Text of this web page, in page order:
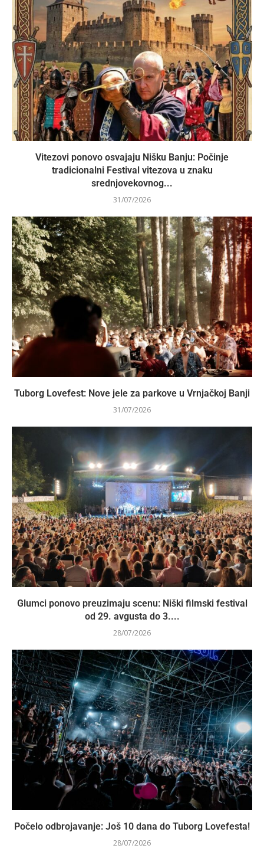
Vitezovi ponovo osvajaju Nišku Banju: Počinje
tradicionalni Festival vitezova u znaku
srednjovekovnog...
31/07/2026
Tuborg Lovefest: Nove jele za parkove u Vrnjačkoj Banji
31/07/2026
Glumci ponovo preuzimaju scenu: Niški filmski festival
od 29. avgusta do 3....
28/07/2026
Počelo odbrojavanje: Još 10 dana do Tuborg Lovefesta!
28/07/2026